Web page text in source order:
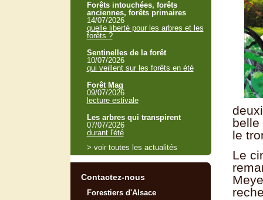
belle
le
Le
Forêts intouchées, forêts
anciennes, forêts primaires
14/07/2026
quelle liberté pour les arbres et les
forêts ?
Sentinelles de la forêt
10/07/2026
qui veillent sur les forêts en été
Forêt Mag
09/07/2026
lecture estivale
Les arbres qui transpirent
07/07/2026
durant l'été
> voir toutes les actualités
Contactez-nous
Forestiers d'Alsace